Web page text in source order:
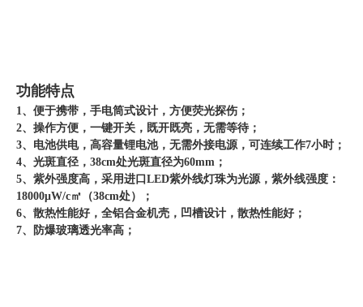
功能特点
1、便于携带，手电筒式设计，方便荧光探伤；
2、操作方便，一键开关，既开既亮，无需等待；
3、电池供电，高容量锂电池，无需外接电源，可连续工作7小时；
4、光斑直径，38cm处光斑直径为60mm；
5、紫外强度高，采用进口LED紫外线灯珠为光源，紫外线强度：
18000μW/c㎡（38cm处）；
6、散热性能好，全铝合金机壳，凹槽设计，散热性能好；
7、防爆玻璃透光率高；